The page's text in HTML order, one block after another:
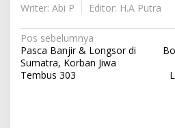
Writer: Abi P
Editor: H.A Putra
N
a
v
Pos sebelumnya
Pasca Banjir & Longsor di
Sumatra, Korban Jiwa
Tembus 303